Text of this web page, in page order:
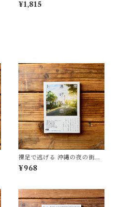
¥1,815
裸足で逃げる 沖縄の夜の街の
少女たち | 上間 陽子
¥968